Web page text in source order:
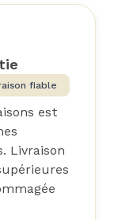
fiable
est
Livraison